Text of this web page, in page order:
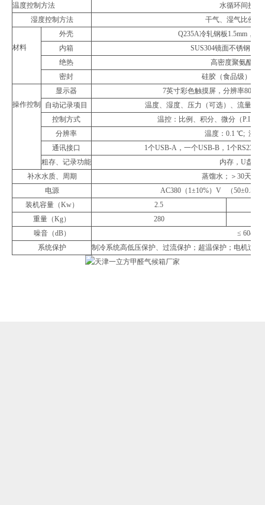
温度控制方法
水循环间接控
湿度控制方法
干气、湿气比例双
材料
外壳
Q235A冷轧钢板1.5mm，表
内箱
SUS304镜面不锈钢
绝热
高密度聚氨酯发
密封
硅胶（食品级）、
操作控制
显示器
7英寸彩色触摸屏，分辨率
自动记录项目
温度、湿度、压力（可选）、流量（
控制方式
温控：比例、积分、微分（P.I.D
分辨率
温度：0.1 ℃; 湿度
通讯接口
1个USB-A，一个USB-B，1个RS232
粗存、记录功能
内存，U盘，
补水水质、周期
蒸馏水；＞30天（
电源
AC380（1±10%）V （50±0.5
装机容量（Kw）
2.5
重量（Kg）
280
噪音（dB）
≤ 60dB
系统保护
制冷系统高低压保护、过流保护；超温保护；电机过